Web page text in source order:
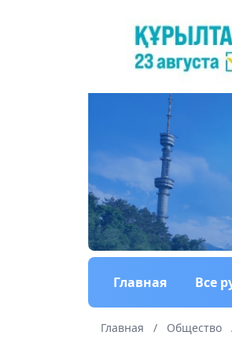
Главная Все
Главная / Общество